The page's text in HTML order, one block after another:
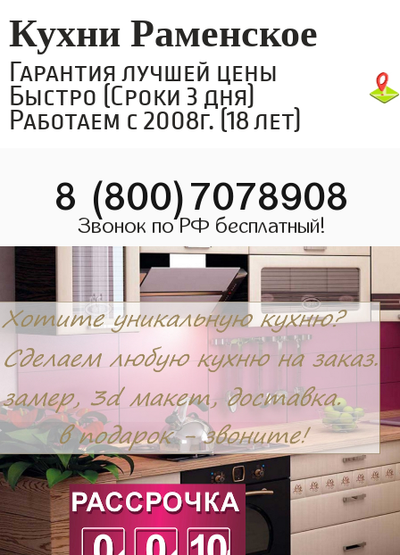
Кухни Раменское
Гарантия лучшей цены
Быстро (Сроки 3 дня)
Работаем с 2008г. (18 лет)
8 (800)7078908
Звонок по РФ бесплатный!